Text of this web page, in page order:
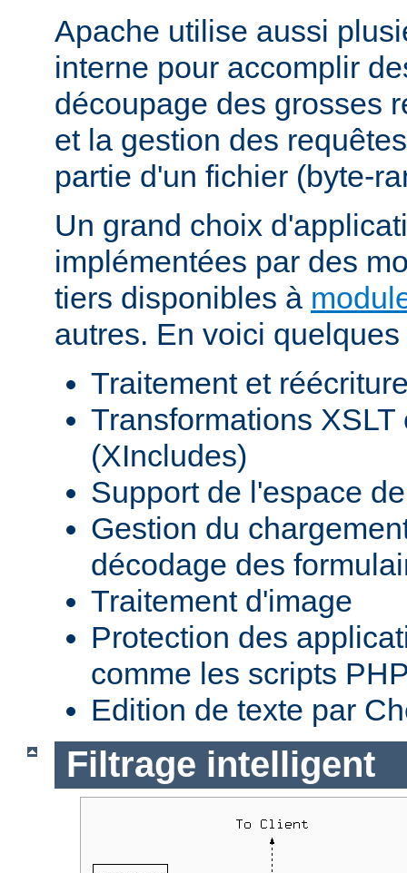
Apache utilise aussi
interne pour accomplir
découpage des grosses
et la gestion des
partie d'un fichier (byte-
Un grand choix
implémentées par des
tiers disponibles à
autres. En voici
Traitement et
Transformations
(XIncludes)
Support de l'espace
Gestion du
décodage des
Traitement d'image
Protection des
comme les scripts
Edition de texte par
Filtrage intelligent